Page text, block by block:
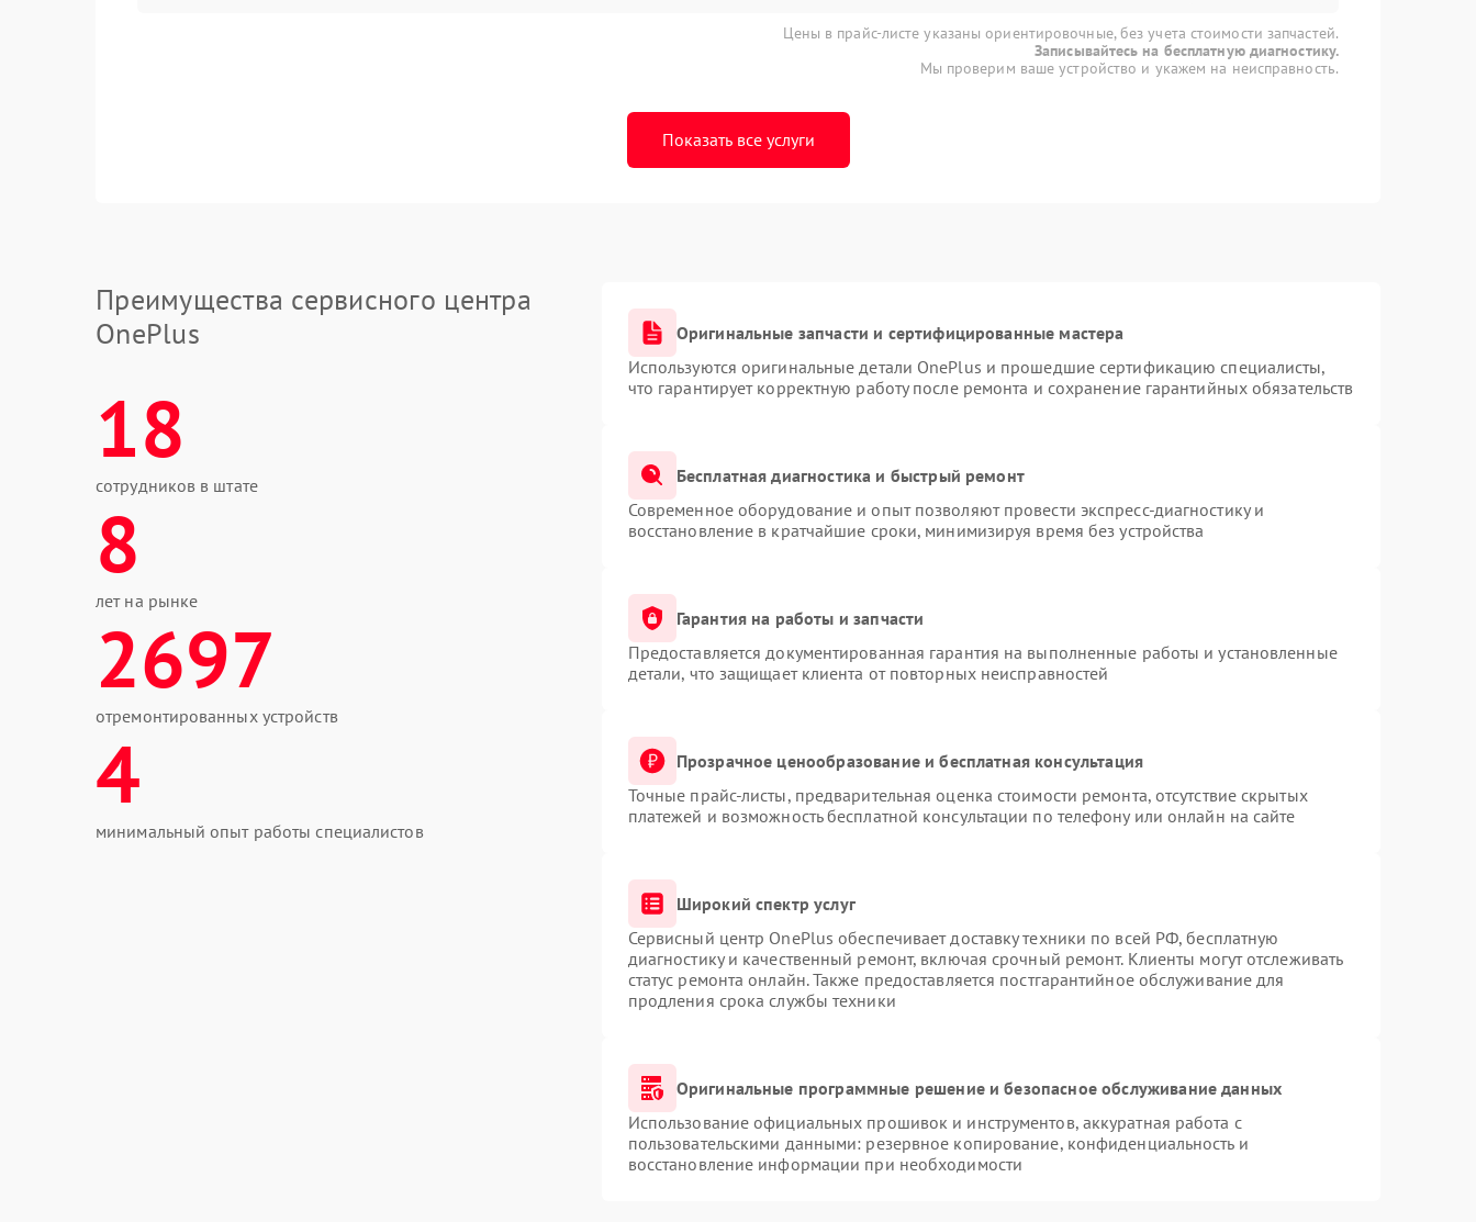
Цены в прайс-листе указаны ориентировочные, без учета стоимости запчастей.
Записывайтесь на бесплатную диагностику.
Мы проверим ваше устройство и укажем на неисправность.
Показать все услуги
Преимущества сервисного центра
OnePlus
18
сотрудников в штате
8
лет на рынке
2697
отремонтированных устройств
4
минимальный опыт работы специалистов
Оригинальные запчасти и сертифицированные мастера
Используются оригинальные детали OnePlus и прошедшие сертификацию специалисты,
что гарантирует корректную работу после ремонта и сохранение гарантийных обязательств
Бесплатная диагностика и быстрый ремонт
Современное оборудование и опыт позволяют провести экспресс-диагностику и
восстановление в кратчайшие сроки, минимизируя время без устройства
Гарантия на работы и запчасти
Предоставляется документированная гарантия на выполненные работы и установленные
детали, что защищает клиента от повторных неисправностей
Прозрачное ценообразование и бесплатная консультация
Точные прайс-листы, предварительная оценка стоимости ремонта, отсутствие скрытых
платежей и возможность бесплатной консультации по телефону или онлайн на сайте
Широкий спектр услуг
Сервисный центр OnePlus обеспечивает доставку техники по всей РФ, бесплатную
диагностику и качественный ремонт, включая срочный ремонт. Клиенты могут отслеживать
статус ремонта онлайн. Также предоставляется постгарантийное обслуживание для
продления срока службы техники
Оригинальные программные решение и безопасное обслуживание данных
Использование официальных прошивок и инструментов, аккуратная работа с
пользовательскими данными: резервное копирование, конфиденциальность и
восстановление информации при необходимости